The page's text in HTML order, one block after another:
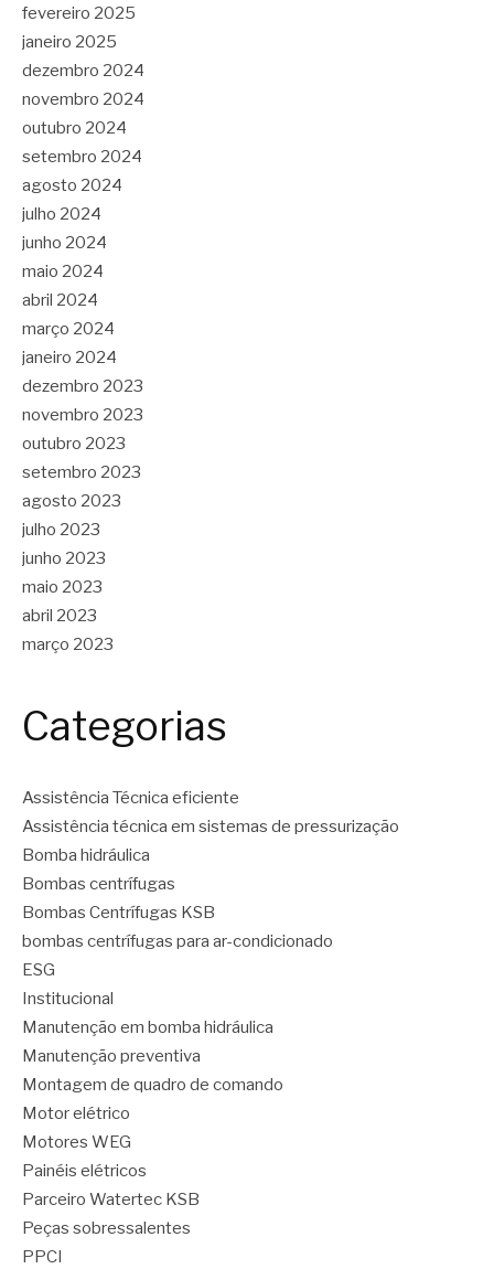
fevereiro 2025
janeiro 2025
dezembro 2024
novembro 2024
outubro 2024
setembro 2024
agosto 2024
julho 2024
junho 2024
maio 2024
abril 2024
março 2024
janeiro 2024
dezembro 2023
novembro 2023
outubro 2023
setembro 2023
agosto 2023
julho 2023
junho 2023
maio 2023
abril 2023
março 2023
Categorias
Assistência Técnica eficiente
Assistência técnica em sistemas de pressurização
Bomba hidráulica
Bombas centrífugas
Bombas Centrífugas KSB
bombas centrífugas para ar-condicionado
ESG
Institucional
Manutenção em bomba hidráulica
Manutenção preventiva
Montagem de quadro de comando
Motor elétrico
Motores WEG
Painéis elétricos
Parceiro Watertec KSB
Peças sobressalentes
PPCI